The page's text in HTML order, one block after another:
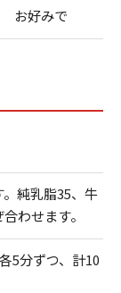
お好みで
純乳脂35、牛
わせます。
5分ずつ、計10